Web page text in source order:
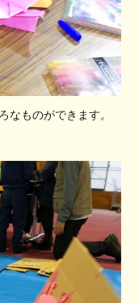
なものができます。